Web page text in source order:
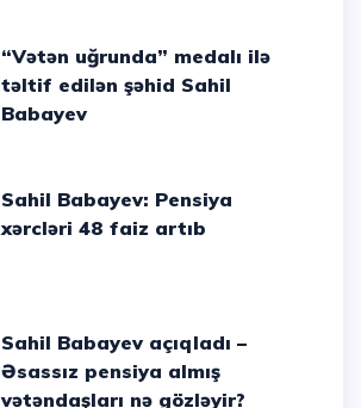
“Vətən uğrunda” medalı ilə
təltif edilən şəhid Sahil
Babayev
Sahil Babayev: Pensiya
xərcləri 48 faiz artıb
Sahil Babayev açıqladı –
Əsassız pensiya almış
vətəndaşları nə gözləyir?